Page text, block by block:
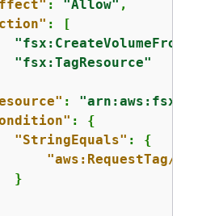
: "Allow" ,
: [
"fsx:TagResource"
: "arn:aws:fsx:
: {
"StringEquals" : {
"aws:RequestTag/
}